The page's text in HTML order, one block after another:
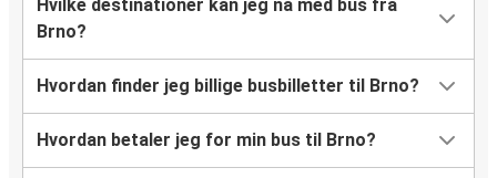
Hvilke destinationer kan jeg nå med bus fra
Brno?
Hvordan finder jeg billige busbilletter til Brno?
Hvordan betaler jeg for min bus til Brno?